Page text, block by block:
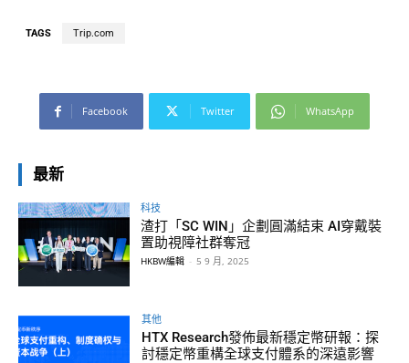
TAGS Trip.com
Facebook Twitter WhatsApp
最新
科技
渣打「SC WIN」企劃圓滿結束 AI穿戴裝
置助視障社群奪冠
HKBW編輯 - 5 9 月, 2025
其他
HTX Research發佈最新穩定幣研報：探
討穩定幣重構全球支付體系的深遠影響